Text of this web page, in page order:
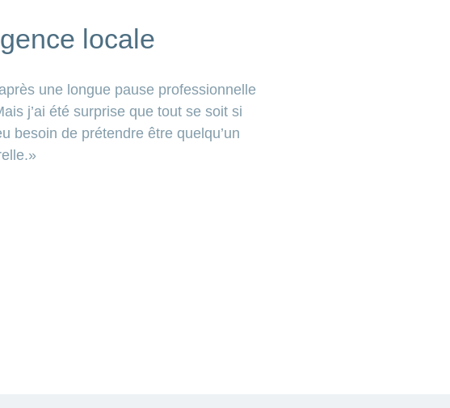
locale
une longue pause professionnelle
j’ai été surprise que tout se soit si
besoin de prétendre être quelqu’un